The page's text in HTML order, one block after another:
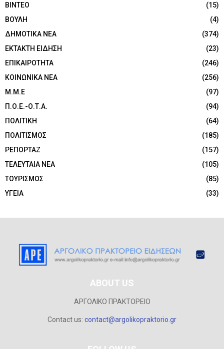
ΒΙΝΤΕΟ
(15)
ΒΟΥΛΗ
(4)
ΔΗΜΟΤΙΚΑ ΝΕΑ
(374)
ΕΚΤΑΚΤΗ ΕΙΔΗΣΗ
(23)
ΕΠΙΚΑΙΡΟΤΗΤΑ
(246)
ΚΟΙΝΩΝΙΚΑ ΝΕΑ
(256)
Μ.Μ.Ε
(97)
Π.Ο.Ε.-Ο.Τ.Α.
(94)
ΠΟΛΙΤΙΚΗ
(64)
ΠΟΛΙΤΙΣΜΟΣ
(185)
ΡΕΠΟΡΤΑΖ
(157)
ΤΕΛΕΥΤΑΙΑ ΝΕΑ
(105)
ΤΟΥΡΙΣΜΟΣ
(85)
ΥΓΕΙΑ
(33)
ABOUT US
ΑΡΓΟΛΙΚΟ ΠΡΑΚΤΟΡΕΙΟ
Contact us: contact@argolikopraktorio.gr